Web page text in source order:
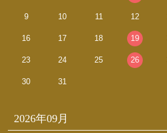
9 10 11 12
16 17 18 19
23 24 25 26
30 31
2026年09月